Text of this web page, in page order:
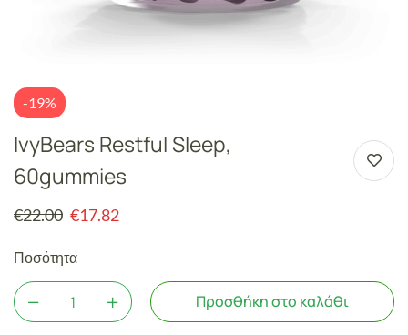
-19%
IvyBears Restful Sleep,
60gummies
€22.00 €17.82
Ποσότητα
Προσθήκη στο καλάθι